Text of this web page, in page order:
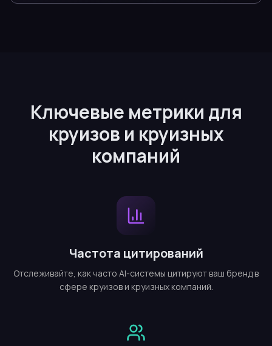
Ключевые метрики для
круизов и круизных
компаний
Частота цитирований
Отслеживайте, как часто AI-системы цитируют ваш бренд в
сфере круизов и круизных компаний.